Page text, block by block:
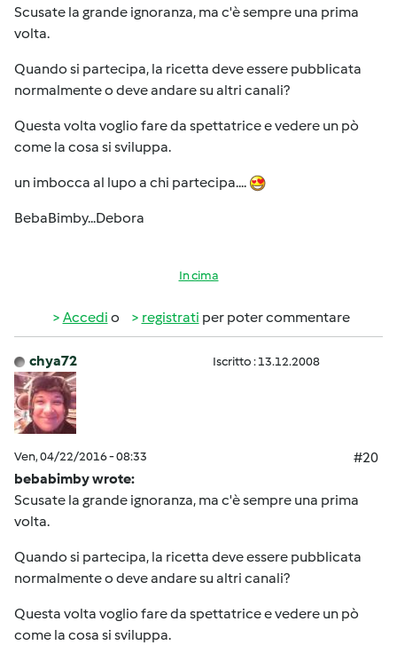
Scusate la grande ignoranza, ma c'è sempre una prima
volta.
Quando si partecipa, la ricetta deve essere pubblicata
normalmente o deve andare su altri canali?
Questa volta voglio fare da spettatrice e vedere un pò
come la cosa si sviluppa.
un imbocca al lupo a chi partecipa....
BebaBimby...Debora
In cima
Accedi o registrati per poter commentare
chya72 Iscritto : 13.12.2008
Ven, 04/22/2016 - 08:33
#20
bebabimby wrote:
Scusate la grande ignoranza, ma c'è sempre una prima
volta.
Quando si partecipa, la ricetta deve essere pubblicata
normalmente o deve andare su altri canali?
Questa volta voglio fare da spettatrice e vedere un pò
come la cosa si sviluppa.